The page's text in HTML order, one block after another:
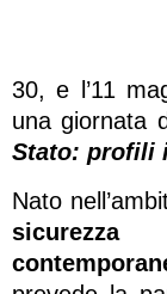
30, e l’11
una giornata
Stato: profili
Nato